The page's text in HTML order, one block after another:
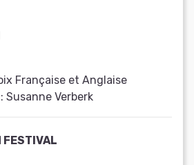
Française et Anglaise
Susanne Verberk
FESTIVAL